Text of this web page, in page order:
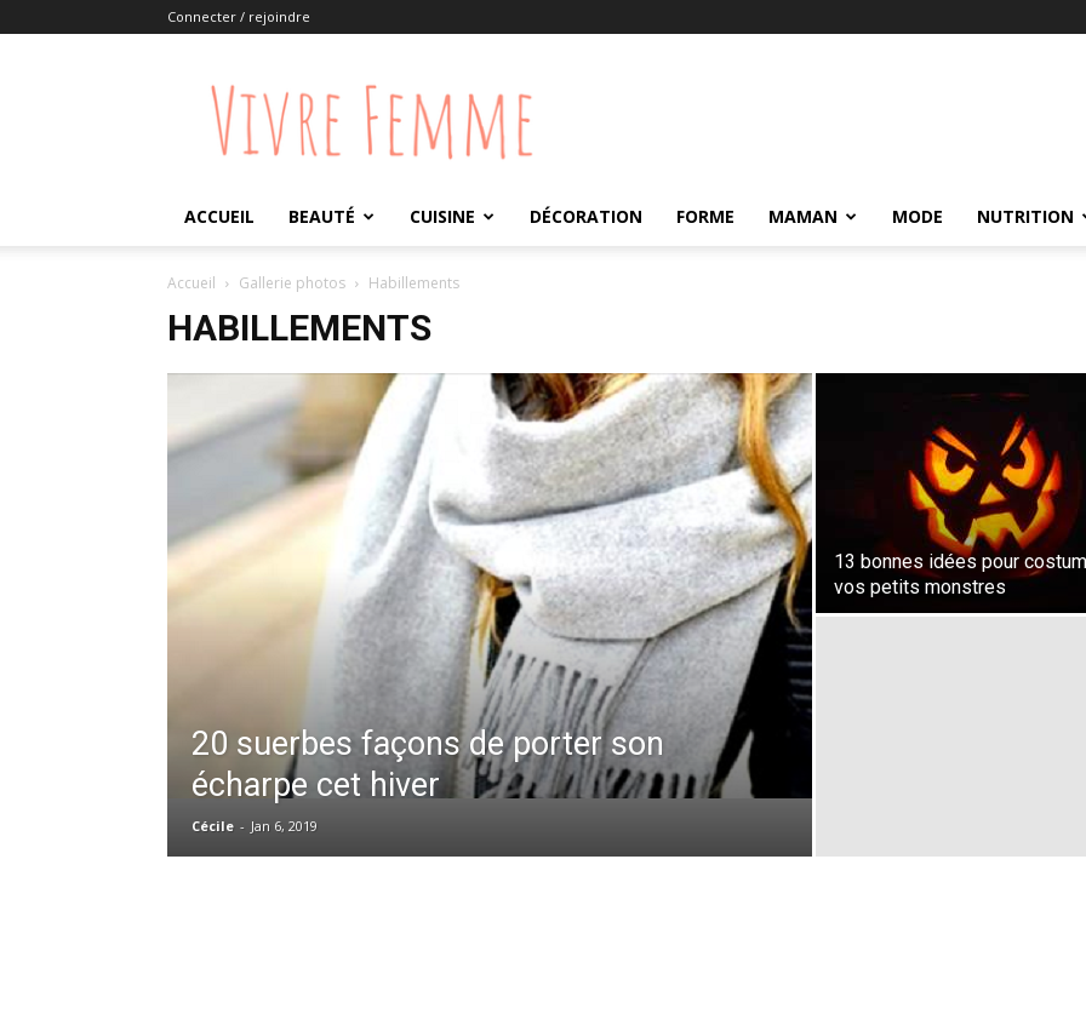
Connecter / rejoindre
Vivre
Femme
ACCUEIL BEAUTÉ CUISINE DÉCORATION FORME MAMAN MODE NUTRITION
Accueil Gallerie photos Habillements
HABILLEMENTS
20 suerbes façons de porter son
écharpe cet hiver
Cécile - Jan 6, 2019
13 bonnes idées pour
vos petits monstres